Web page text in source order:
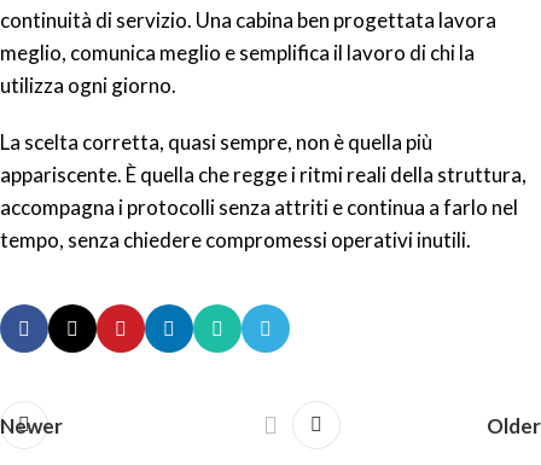
continuità di servizio. Una cabina ben progettata lavora
meglio, comunica meglio e semplifica il lavoro di chi la
utilizza ogni giorno.
La scelta corretta, quasi sempre, non è quella più
appariscente. È quella che regge i ritmi reali della struttura,
accompagna i protocolli senza attriti e continua a farlo nel
tempo, senza chiedere compromessi operativi inutili.
Newer Older